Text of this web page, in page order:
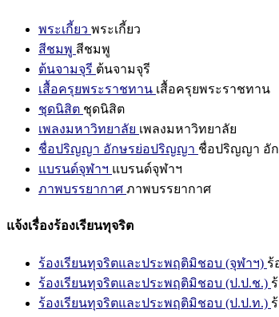
พระเกี้ยว พระเกี้ยว
สีชมพู สีชมพู
ต้นจามจุรี ต้นจามจุรี
เสื้อครุยพระราชทาน เสื้อครุยพระราชทาน
ชุดนิสิต ชุดนิสิต
เพลงมหาวิทยาลัย เพลงมหาวิทยาลัย
ชื่อปริญญา อักษรย่อปริญญา ชื่อปริญญา อั
แบรนด์จุฬาฯ แบรนด์จุฬาฯ
ภาพบรรยากาศ ภาพบรรยากาศ
แจ้งเรื่องร้องเรียนทุจริต
ร้องเรียนทุจริตและประพฤติมิชอบ (จุฬาฯ) ร้
ร้องเรียนทุจริตและประพฤติมิชอบ (ป.ป.ช.)
ร้องเรียนทุจริตและประพฤติมิชอบ (ป.ป.ท.)